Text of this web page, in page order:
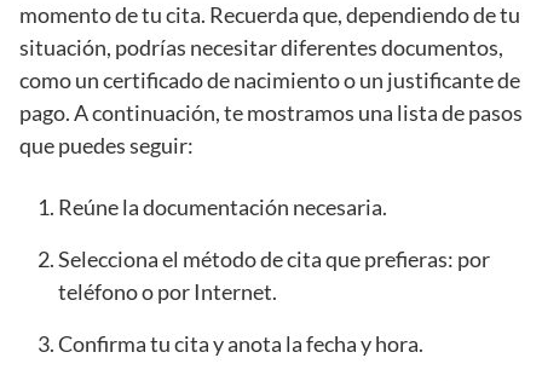
momento de tu cita. Recuerda que, dependiendo de tu
situación, podrías necesitar diferentes documentos,
como un certificado de nacimiento o un justificante de
pago. A continuación, te mostramos una lista de pasos
que puedes seguir:
Reúne la documentación necesaria.
Selecciona el método de cita que prefieras: por
teléfono o por Internet.
Confirma tu cita y anota la fecha y hora.